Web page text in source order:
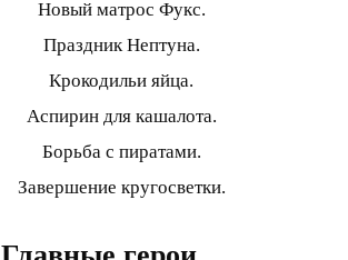
Новый матрос Фукс.
Праздник Нептуна.
Крокодильи яйца.
Аспирин для кашалота.
Борьба с пиратами.
Завершение кругосветки.